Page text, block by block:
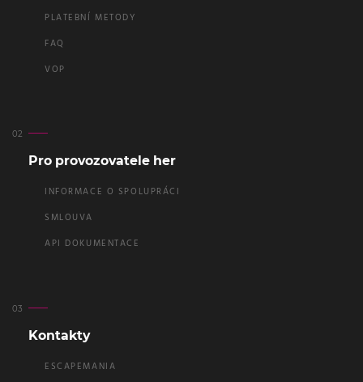
PLATEBNÍ METODY
FAQ
VOP
Pro provozovatele her
INFORMACE O SPOLUPRÁCI
SMLOUVA
API DOKUMENTACE
Kontakty
ESCAPEMANIA